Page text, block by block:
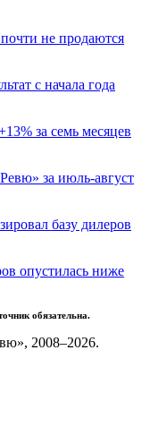
не продаются
с начала года
за семь месяцев
за июль-август
базу дилеров
опустилась ниже
обязательна.
2008–2026.